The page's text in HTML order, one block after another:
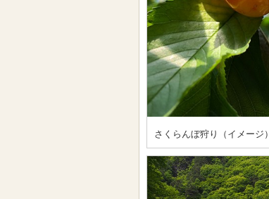
さくらんぼ狩り（イメージ）